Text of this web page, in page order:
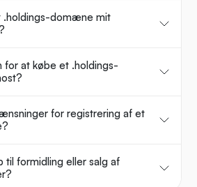
.holdings-domæne mit
for at købe et .holdings-
for registrering af et
til formidling eller salg af